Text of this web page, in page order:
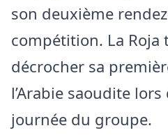
son deuxième
compétition. La Roja
décrocher sa
l’Arabie saoudite
journée du groupe.